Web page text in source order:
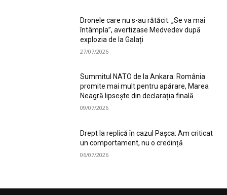
Dronele care nu s-au rătăcit: „Se va mai
întâmpla”, avertizase Medvedev după
explozia de la Galați
27/07/2026
Summitul NATO de la Ankara: România
promite mai mult pentru apărare, Marea
Neagră lipsește din declarația finală
09/07/2026
Drept la replică în cazul Pașca: Am criticat
un comportament, nu o credință
06/07/2026